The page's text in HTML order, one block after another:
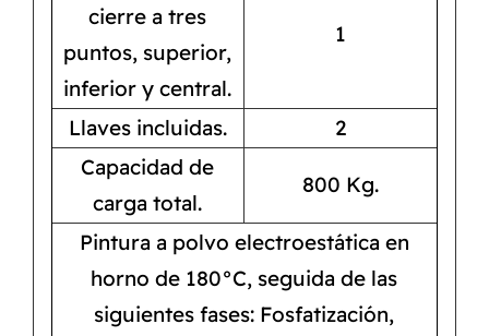
cierre a tres
puntos, superior,
inferior y central.
1
Llaves incluidas.
2
Capacidad de
carga total.
800 Kg.
Pintura a polvo electroestática en
horno de 180°C, seguida de las
siguientes fases: Fosfatización,